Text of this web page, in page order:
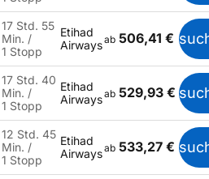
17 Std. 55
Min. /
1 Stopp
Etihad
Airwaysab 506,41 €
17 Std. 40
Min. /
1 Stopp
Etihad
Airwaysab 529,93 €
12 Std. 45
Min. /
1 Stopp
Etihad
Airwaysab 533,27 €